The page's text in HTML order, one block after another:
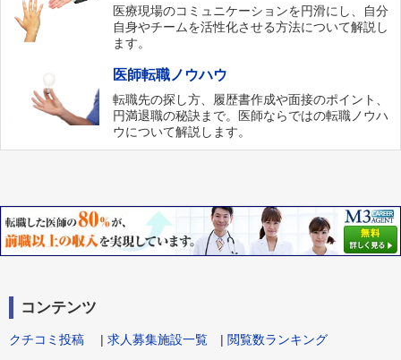
医療現場のコミュニケーションを円滑にし、自分
自身やチームを活性化させる方法について解説し
ます。
医師転職ノウハウ
転職先の探し方、履歴書作成や面接のポイント、
円満退職の秘訣まで。医師ならではの転職ノウハ
ウについて解説します。
コンテンツ
クチコミ投稿 | 求人募集施設一覧 | 閲覧数ランキング